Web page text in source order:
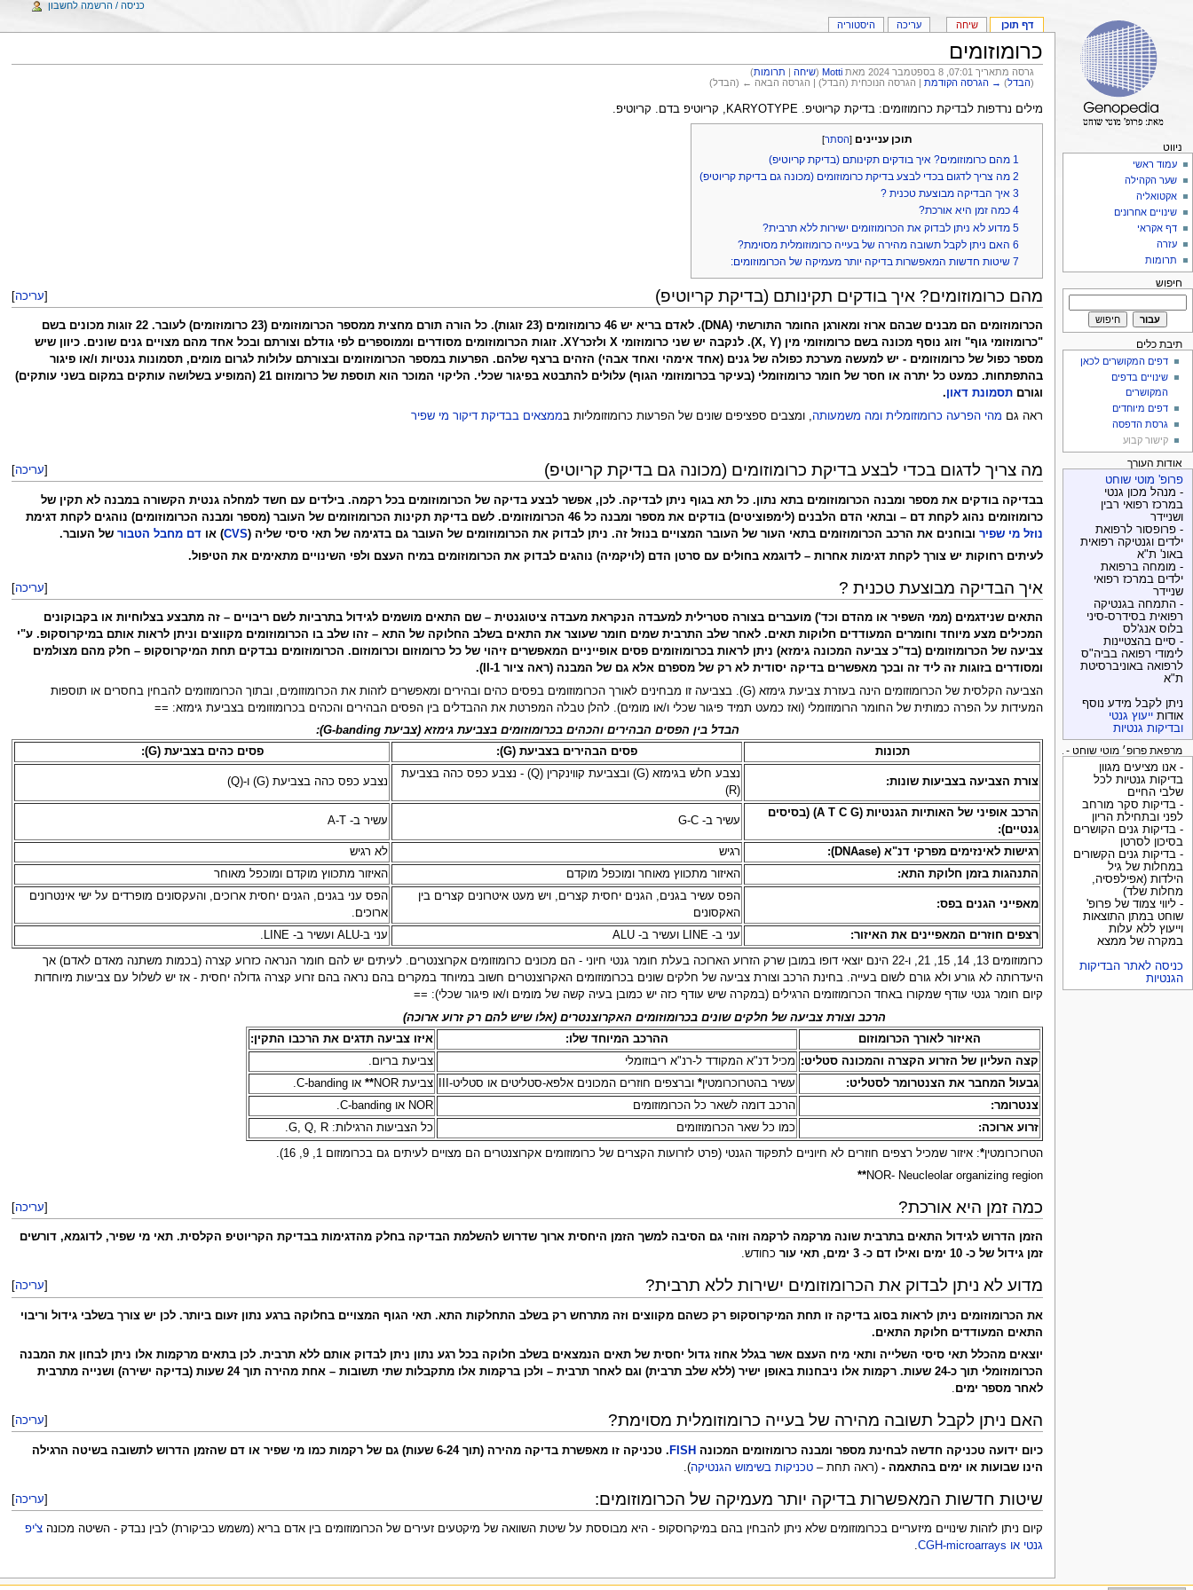
כרומוזומים
גרסה מתאריך 07:01, 8 בספטמבר 2024 מאת Motti
(שיחה | תרומות)
(הבדל) → הגרסה הקודמת | הגרסה הנוכחית (הבדל) | הגרסה הבאה ← (הבדל)
מילים נרדפות לבדיקת כרומוזומים: בדיקת קריוטיפ. KARYOTYPE, קריוטיפ בדם. קריוטיפ.
תוכן עניינים [הסתר]
1 מהם כרומוזומים? איך בודקים תקינותם (בדיקת קריוטיפ)
2 מה צריך לדגום בכדי לבצע בדיקת כרומוזומים (מכונה גם בדיקת קריוטיפ)
3 איך הבדיקה מבוצעת טכנית ?
4 כמה זמן היא אורכת?
5 מדוע לא ניתן לבדוק את הכרומוזומים ישירות ללא תרבית?
6 האם ניתן לקבל תשובה מהירה של בעייה כרומוזומלית מסוימת?
7 שיטות חדשות המאפשרות בדיקה יותר מעמיקה של הכרומוזומים:
[עריכה] מהם כרומוזומים? איך בודקים תקינותם (בדיקת קריוטיפ)
הכרומוזומים הם מבנים שבהם ארוז ומאורגן החומר התורשתי (DNA). לאדם בריא יש 46 כרומוזומים (23 זוגות). כל הורה תורם מחצית ממספר הכרומוזומים (23 כרומוזומים) לעובר. 22 זוגות מכונים בשם
"כרומוזומי גוף" וזוג נוסף מכונה בשם כרומוזומי מין (X, Y). לנקבה יש שני כרומוזומי X ולזכרXY. זוגות הכרומוזומים מסודרים וממוספרים לפי גודלם וצורתם ובכל אחד מהם מצויים גנים שונים. כיוון שיש
מספר כפול של כרומוזומים - יש למעשה מערכת כפולה של גנים (אחד אימהי ואחד אבהי) הזהים ברצף שלהם. הפרעות במספר הכרומוזומים ובצורתם עלולות לגרום מומים, תסמונות גנטיות ו/או פיגור
בהתפתחות. כמעט כל יתרה או חסר של חומר כרומוזומלי (בעיקר בכרומוזומי הגוף) עלולים להתבטא בפיגור שכלי. הליקוי המוכר הוא תוספת של כרומוזום 21 (המופיע בשלושה עותקים במקום בשני עותקים)
וגורם תסמונת דאון.
ראה גם מהי הפרעה כרומוזומלית ומה משמעותה , ומצבים ספציפים שונים של הפרעות כרומוזומליות בממצאים בבדיקת דיקור מי שפיר
[עריכה] מה צריך לדגום בכדי לבצע בדיקת כרומוזומים (מכונה גם בדיקת קריוטיפ)
בבדיקה בודקים את מספר ומבנה הכרומוזומים בתא נתון. כל תא בגוף ניתן לבדיקה. לכן, אפשר לבצע בדיקה של הכרומוזומים בכל רקמה. בילדים עם חשד למחלה גנטית הקשורה במבנה לא תקין של
כרומוזומים נהוג לקחת דם – ובתאי הדם הלבנים (לימפוציטים) בודקים את מספר ומבנה כל 46 הכרומוזומים. לשם בדיקת תקינות הכרומוזומים של העובר (מספר ומבנה הכרומוזומים) נוהגים לקחת דגימת
נוזל מי שפירובוחנים את הרכב הכרומוזומים בתאי העור של העובר המצויים בנוזל זה. ניתן לבדוק את הכרומוזומים של העובר גם בדגימה של תאי סיסי שליה (CVS) או דם מחבל הטבורשל העובר.
לעיתים רחוקות יש צורך לקחת דגימות אחרות – לדוגמא בחולים עם סרטן הדם (לויקמיה) נוהגים לבדוק את הכרומוזומים במיח העצם ולפי השינויים מתאימים את הטיפול.
[עריכה] איך הבדיקה מבוצעת טכנית ?
התאים שנידגמים (ממי השפיר או מהדם וכד') מועברים בצורה סטרילית למעבדה הנקראת מעבדה ציטוגנטית – שם התאים מושמים לגידול בתרביות לשם ריבויים – זה מתבצע בצלוחיות או בקבוקונים
המכילים מצע מיוחד וחומרים המעודדים חלוקות תאים. לאחר שלב התרבית שמים חומר שעוצר את התאים בשלב החלוקה של התא – זהו שלב בו הכרומוזומים מקווצים וניתן לראות אותם במיקרוסקופ. ע"י
צביעה של הכרומוזומים (בד"כ צביעה המכונה גימזא) ניתן לראות בכרומוזומים פסים אופייניים המאפשרים זיהוי של כל כרומוזום וכרומוזום. הכרומוזומים נבדקים תחת המיקרוסקופ – חלק מהם מצולמים
ומסודרים בזוגות זה ליד זה ובכך מאפשרים בדיקה יסודית לא רק של מספרם אלא גם של המבנה (ראה ציור II-1).
הצביעה הקלסית של הכרומוזומים הינה בעזרת צביעת גימזא (G). בצביעה זו מבחינים לאורך הכרומוזומים בפסים כהים ובהירים ומאפשרים לזהות את הכרומוזומים, ובתוך הכרומוזומים להבחין בחסרים או תוספות
המעידות על הפרה כמותית של החומר הרומוזומלי (ואז כמעט תמיד פיגור שכלי ו/או מומים). להלן טבלה המפרטת את ההבדלים בין הפסים הבהירים והכהים בכרומוזומים בצביעת גימזא: ==
הבדל בין הפסים הבהירים והכהים בכרומוזומים בצביעת גימזא (צביעת G-banding):
תכונות
פסים הבהירים בצביעת (G): פסים כהים בצביעת (G):
צורת הצביעה בצביעות שונות:
נצבע חלש בגימזא (G) ובצביעת קווינקרין (Q) - נצבע כפס כהה בצביעת
(R)
נצבע כפס כהה בצביעת (G) ו-(Q)
הרכב אופיני של האותיות הגנטיות (A T C G) (בסיסים
גנטיים):
עשיר ב- G-C עשיר ב- A-T
רגישות לאינזימים מפרקי דנ"א (DNAase): רגיש
לא רגיש
התנהגות בזמן חלוקת התא:
האיזור מתכווץ מאוחר ומוכפל מוקדם האיזור מתכווץ מוקדם ומוכפל מאוחר
מאפייני הגנים בפס:
הפס עשיר בגנים, הגנים יחסית קצרים, ויש מעט איטרונים קצרים בין
האקסונים
הפס עני בגנים, הגנים יחסית ארוכים, והעקסונים מופרדים על ישי אינטרונים
ארוכים.
רצפים חוזרים המאפיינים את האיזור:
עני ב- LINE ועשיר ב- ALU עני ב-ALU ועשיר ב- LINE.
כרומוזומים 13, 14, 15, 21, ו-22 הינם יוצאי דופו במובן שרק הזרוע הארוכה בעלת חומר גנטי חיוני - הם מכונים כרומוזומים אקרוצנטרים. לעיתים יש להם חומר הנראה כזרוע קצרה (בכמות משתנה מאדם לאדם) אך
היעדרותה לא גורע ולא גורם לשום בעייה. בחינת הרכב וצורת צביעה של חלקים שונים בכרומוזומים האקרוצנטרים חשוב במיוחד במקרים בהם נראה בהם זרוע קצרה גדולה יחסית - אז יש לשלול עם צביעות מיוחדות
קיום חומר גנטי עודף שמקורו באחד הכרומוזומים הרגילים (במקרה שיש עודף כזה יש כמובן בעיה קשה של מומים ו/או פיגור שכלי): ==
הרכב וצורת צביעה של חלקים שונים בכרומוזומים האקרוצנטרים (אלו שיש להם רק זרוע ארוכה)
האיזור לאורך הכרומוזום
ההרכב המיוחד שלו:
איזו צביעה תדגים את הרכבו התקין:
קצה העליון של הזרוע הקצרה והמכונה סטליט: מכיל דנ"א המקודד ל-רנ"א ריבוזומלי
צביעת בריום.
גבעול המחבר את הצנטרומר לסטליט:
עשיר בהטרוכרומטין*וברצפים חוזרים המכונים אלפא-סטליטים או סטליט-III צביעת NOR **או C-banding.
צנטרומר:
הרכב דומה לשאר כל הכרומוזומים
NOR או C-banding.
זרוע ארוכה:
כמו כל שאר הכרומוזומים כל הצביעות הרגילות: G, Q, R.
הטרוכרומטין*: איזור שמכיל רצפים חוזרים לא חיוניים לתפקוד הגנטי (פרט לזרועות הקצרים של כרומוזומים אקרוצנטרים הם מצויים לעיתים גם בכרומוזום 1, 9, 16).
NOR- Neucleolar organizing region
**
[עריכה] כמה זמן היא אורכת?
הזמן הדרוש לגידול התאים בתרבית שונה מרקמה לרקמה וזוהי גם הסיבה למשך הזמן היחסית ארוך שדרוש להשלמת הבדיקה בחלק מהדגימות בבדיקת הקריוטיפ הקלסית. תאי מי שפיר, לדוגמא, דורשים
זמן גידול של כ- 10 ימים ואילו דם כ- 3 ימים, תאי עור
כחודש.
[עריכה] מדוע לא ניתן לבדוק את הכרומוזומים ישירות ללא תרבית?
את הכרומוזומים ניתן לראות בסוג בדיקה זו תחת המיקרוסקופ רק כשהם מקווצים וזה מתרחש רק בשלב התחלקות התא. תאי הגוף המצויים בחלוקה ברגע נתון זעום ביותר. לכן יש צורך בשלבי גידול וריבוי
התאים המעודדים חלוקת התאים.
יוצאים מהכלל תאי סיסי השלייה ותאי מיח העצם אשר בגלל אחוז גדול יחסית של תאים הנמצאים בשלב חלוקה בכל רגע נתון ניתן לבדוק אותם ללא תרבית. לכן בתאים מרקמות אלו ניתן לבחון את המבנה
הכרומוזומלי תוך כ-24 שעות. רקמות אלו ניבחנות באופן ישיר (ללא שלב תרבית) וגם לאחר תרבית – ולכן ברקמות אלו מתקבלות שתי תשובות – אחת מהירה תוך 24 שעות (בדיקה ישירה) ושנייה מתרבית
לאחר מספר ימים.
[עריכה] האם ניתן לקבל תשובה מהירה של בעייה כרומוזומלית מסוימת?
כיום ידועה טכניקה חדשה לבחינת מספר ומבנה כרומוזומים המכונה FISH
. טכניקה זו מאפשרת בדיקה מהירה (תוך 6-24 שעות) גם של רקמות כמו מי שפיר או דם שהזמן הדרוש לתשובה בשיטה הרגילה
הינו שבועות או ימים בהתאמה - (ראה תחת – טכניקות בשימוש הגנטיקה).
[עריכה] שיטות חדשות המאפשרות בדיקה יותר מעמיקה של הכרומוזומים:
קיום ניתן לזהות שינויים מיזעריים בכרומוזומים שלא ניתן להבחין בהם במיקרוסקופ - היא מבוססת על שיטת השוואה של מיקטעים זעירים של הכרומוזומים בין אדם בריא (משמש כביקורת) לבין נבדק - השיטה מכונה צ'יפ
גנטי או CGH-microarrays
.
דף תוכן שיחה עריכה היסטוריה
כניסה / הרשמה לחשבון
ניווט
עמוד ראשי
שער הקהילה
אקטואליה
שינויים אחרונים
דף אקראי
עזרה
תרומות
חיפוש
תיבת כלים
דפים המקושרים לכאן
שינויים בדפים
המקושרים
דפים מיוחדים
גרסת הדפסה
קישור קבוע
אודות העורך
פרופ' מוטי שוחט
- מנהל מכון גנטי
במרכז רפואי רבין
ושניידר
- פרופסור לרפואת
ילדים וגנטיקה רפואית
באונ' ת"א
- מומחה ברפואת
ילדים במרכז רפואי
שניידר
- התמחה בגנטיקה
רפואית בסידרס-סיני
בלוס אנג'לס
- סיים בהצטיינות
לימודי רפואה בביה"ס
לרפואה באוניברסיטת
ת"א
ניתן לקבל מידע נוסף
אודות ייעוץ גנטי
ובדיקות גנטיות
מרפאת פרופ׳ מוטי שוחט - בדיקות גנטיות
- אנו מציעים מגוון
בדיקות גנטיות לכל
שלבי החיים
- בדיקות סקר מורחב
לפני ובתחילת הריון
- בדיקות גנים הקושרים
בסיכון לסרטן
- בדיקות גנים הקשורים
במחלות של גיל
הילדות (אפילפסיה,
מחלות שלד)
- ליווי צמוד של פרופ'
שוחט במתן התוצאות
וייעוץ ללא עלות
במקרה של ממצא
כניסה לאתר הבדיקות
הגנטיות